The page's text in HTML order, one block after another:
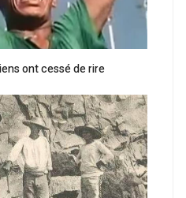
ont cessé de rire